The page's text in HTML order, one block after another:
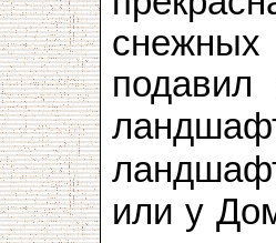
или у